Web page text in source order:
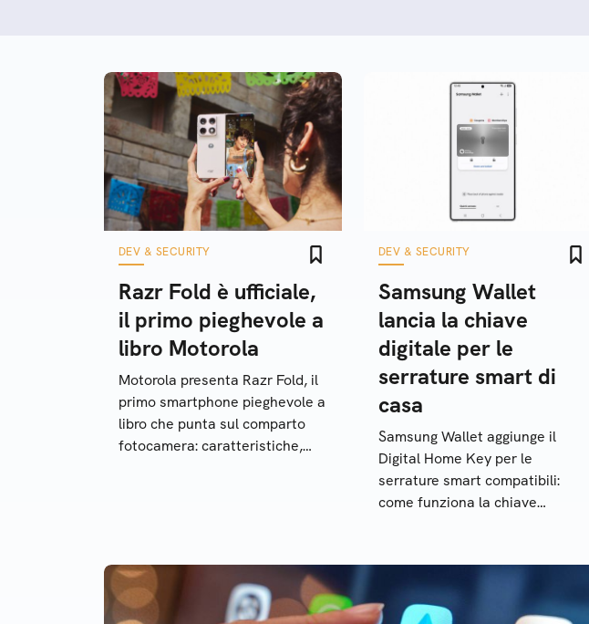
DEV & SECURITY
Razr Fold è ufficiale,
il primo pieghevole a
libro Motorola
Motorola presenta Razr Fold, il
primo smartphone pieghevole a
libro che punta sul comparto
fotocamera: caratteristiche,
DEV & SECURITY
Samsung Wallet
lancia la chiave
digitale per le
serrature smart di
casa
Samsung Wallet aggiunge il
Digital Home Key per le
serrature smart compatibili:
come funziona la chiave